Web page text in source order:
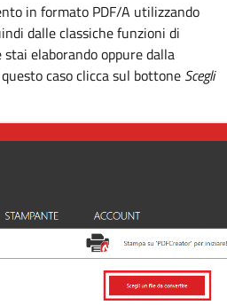
in formato PDF/A utilizzando
dalle classiche funzioni di
elaborando oppure dalla
caso clicca sul bottone Scegli